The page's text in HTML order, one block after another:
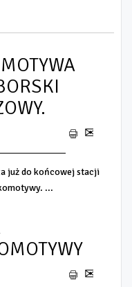
już do końcowej stacji
...